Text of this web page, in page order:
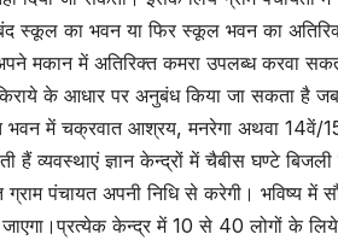
स्कूल का भवन या फिर स्कूल भवन का
मकान में अतिरिक्त कमरा उपलब्ध करवा
के आधार पर अनुबंध किया जा सकता है
भवन में चक्रवात आश्रय, मनरेगा अथवा 14वें/
हैं व्यवस्थाएं ज्ञान केन्द्रों में चैबीस घण्टे बिजली
ग्राम पंचायत अपनी निधि से करेगी। भविष्य में
जाएगा।प्रत्येक केन्द्र में 10 से 40 लोगों के